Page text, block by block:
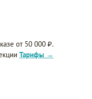
от 50 000 ₽.
Тарифы →